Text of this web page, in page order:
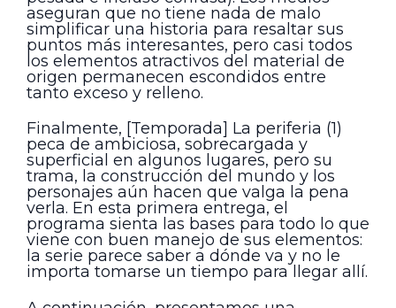
aseguran que no tiene nada de malo
simplificar una historia para resaltar sus
puntos más interesantes, pero casi todos
los elementos atractivos del material de
origen permanecen escondidos entre
tanto exceso y relleno.
Finalmente, [Temporada] La periferia (1)
peca de ambiciosa, sobrecargada y
superficial en algunos lugares, pero su
trama, la construcción del mundo y los
personajes aún hacen que valga la pena
verla. En esta primera entrega, el
programa sienta las bases para todo lo que
viene con buen manejo de sus elementos:
la serie parece saber a dónde va y no le
importa tomarse un tiempo para llegar allí.